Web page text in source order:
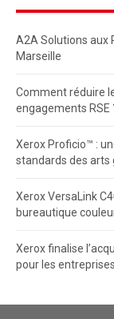
A2A Solutions aux
Marseille
Comment réduire
engagements RSE
Xerox Proficio™ :
standards des arts
Xerox VersaLink
bureautique
Xerox finalise
pour les entreprises